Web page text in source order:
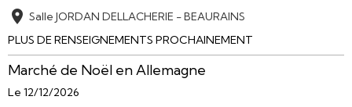
Salle JORDAN DELLACHERIE - BEAURAINS
PLUS DE RENSEIGNEMENTS PROCHAINEMENT
Marché de Noël en Allemagne
Le 12/12/2026